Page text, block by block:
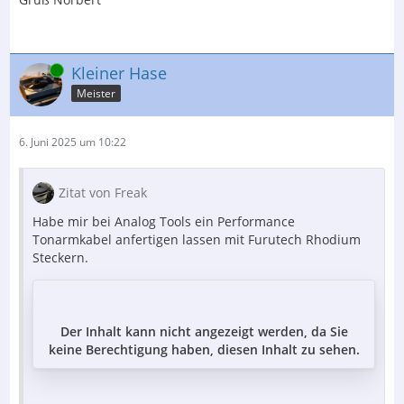
Online Kleiner Hase
Meister
6. Juni 2025 um 10:22
Zitat von Freak
Habe mir bei Analog Tools ein Performance
Tonarmkabel anfertigen lassen mit Furutech Rhodium
Steckern.
Der Inhalt kann nicht angezeigt werden, da Sie
keine Berechtigung haben, diesen Inhalt zu sehen.